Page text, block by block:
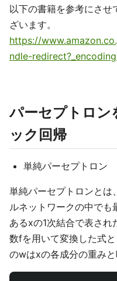
以下の書籍を参考にさせ
ざいます。
https://
ndle-
パーセプトロン
ック回帰
単純パーセプトロン
単純パーセプトロンと
ルネットワークの中でも
あるxの1次結合で表さ
数fを用いて変換した式
のwはxの各成分の重み